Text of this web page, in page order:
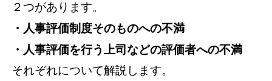
２つがあります。
・人事評価制度そのものへの不満
・人事評価を行う上司などの評価者への不満
それぞれについて解説します。